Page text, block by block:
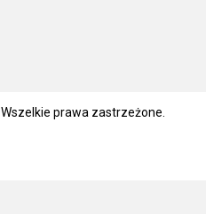
. Wszelkie prawa zastrzeżone.